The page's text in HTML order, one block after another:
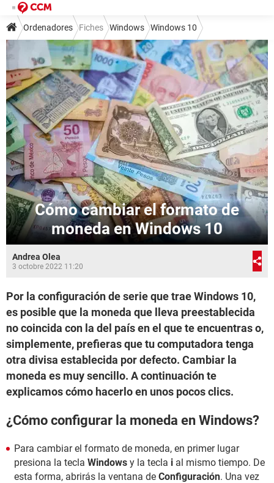
Ordenadores Fiches Windows Windows 10
Cómo cambiar el formato de
moneda en Windows 10
Andrea Olea
3 octobre 2022 11:20
Por la configuración de serie que trae Windows 10,
es posible que la moneda que lleva preestablecida
no coincida con la del país en el que te encuentras o,
simplemente, prefieras que tu computadora tenga
otra divisa establecida por defecto. Cambiar la
moneda es muy sencillo. A continuación te
explicamos cómo hacerlo en unos pocos clics.
¿Cómo configurar la moneda en Windows?
Para cambiar el formato de moneda, en primer lugar
presiona la tecla Windows y la tecla i al mismo tiempo. De
esta forma, abrirás la ventana de Configuración. Una vez